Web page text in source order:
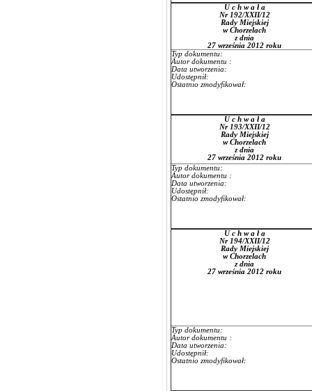
U c h w a ł a
Nr 192/XXII/12
Rady Miejskiej
w Chorzelach
z dnia
27 września 2012 roku
Typ dokumentu:
Autor dokumentu :
Data utworzenia:
Udostępnił:
Ostatnio zmodyfikował:
U c h w a ł a
Nr 193/XXII/12
Rady Miejskiej
w Chorzelach
z dnia
27 września 2012 roku
Typ dokumentu:
Autor dokumentu :
Data utworzenia:
Udostępnił:
Ostatnio zmodyfikował:
U c h w a ł a
Nr 194/XXII/12
Rady Miejskiej
w Chorzelach
z dnia
27 września 2012 roku
Typ dokumentu:
Autor dokumentu :
Data utworzenia:
Udostępnił:
Ostatnio zmodyfikował: